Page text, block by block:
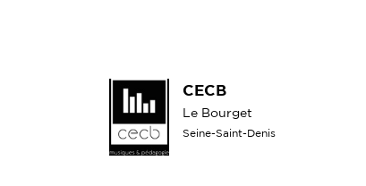
CECB
Le Bourget
Seine-Saint-Denis